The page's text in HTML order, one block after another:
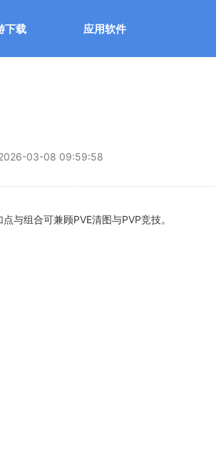
下载 应用软件
03-08 09:59:58
与组合可兼顾PVE清图与PVP竞技。